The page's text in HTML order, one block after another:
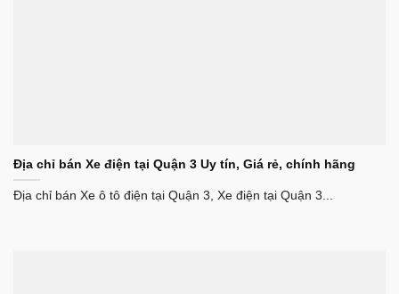
Địa chỉ bán Xe điện tại Quận 3 Uy tín, Giá rẻ, chính hãng
Địa chỉ bán Xe ô tô điện tại Quận 3, Xe điện tại Quận 3...